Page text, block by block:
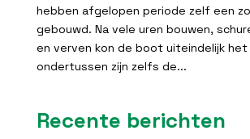
hebben afgelopen periode zelf een
gebouwd. Na vele uren bouwen,
en verven kon de boot uiteindelijk het
ondertussen zijn zelfs de...
Recente berichten